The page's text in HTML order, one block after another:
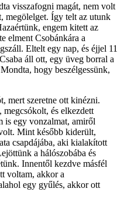
visszafogni magát, nem volt
megölelget. Így telt az utunk
engem kitett az
elment Csobánkára a
Eltelt egy nap, és éjjel 11
áll ott, egy üveg borral a
hogy beszélgessünk,
mert szeretne ott kinézni.
és elkezdett
is egy vonzalmat, amiről
Mint később kiderült,
csapdájába, aki kialakított
a hálószobába és
Innentől kezdve másfél
voltam, akkor a
egy gyűlés, akkor ott